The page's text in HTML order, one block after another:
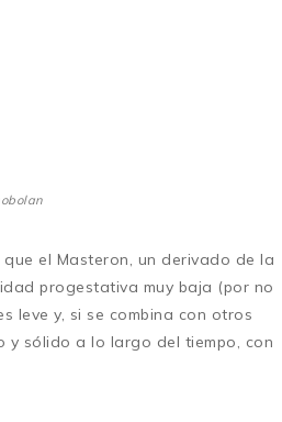
el Masteron, un derivado de la
progestativa muy baja (por no
leve y, si se combina con otros
y sólido a lo largo del tiempo, con